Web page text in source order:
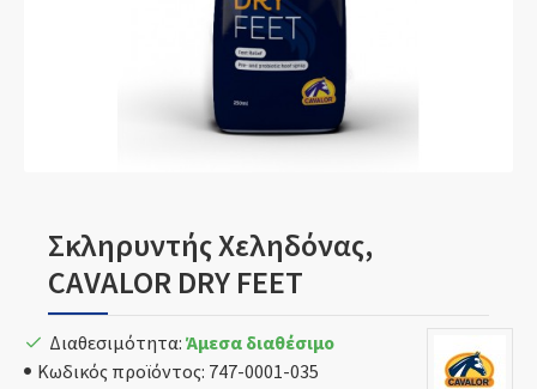
Σκληρυντής Χεληδόνας,
CAVALOR DRY FEET
Διαθεσιμότητα: Άμεσα διαθέσιμο
Κωδικός προϊόντος: 747-0001-035